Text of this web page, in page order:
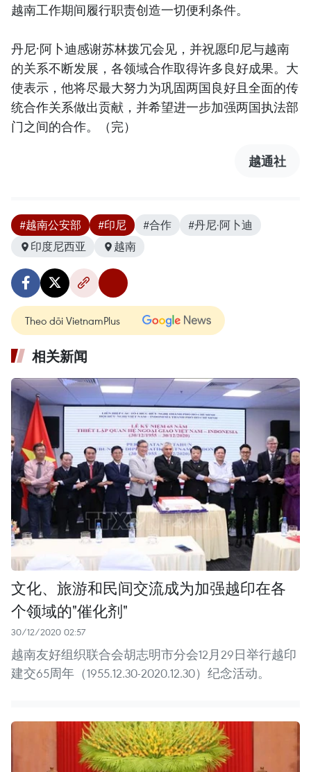
越南工作期间履行职责创造一切便利条件。
丹尼·阿卜迪感谢苏林拨冗会见，并祝愿印尼与越南
的关系不断发展，各领域合作取得许多良好成果。大
使表示，他将尽最大努力为巩固两国良好且全面的传
统合作关系做出贡献，并希望进一步加强两国执法部
门之间的合作。（完）
越通社
#越南公安部 #印尼 #合作
#丹尼·阿卜迪
印度尼西亚
越南
Theo dõi VietnamPlus
相关新闻
文化、旅游和民间交流成为加强越印在各
个领域的"催化剂"
30/12/2020 02:57
越南友好组织联合会胡志明市分会12月29日举行越印
建交65周年（1955.12.30-2020.12.30）纪念活动。